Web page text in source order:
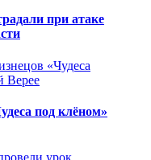
при атаке
под клёном»